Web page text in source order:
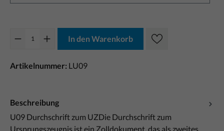
In den Warenkorb
Artikelnummer: LU09
Beschreibung
U09 Durchschrift zum UZDie Durchschrift zum
Ursprungszeugnis ist ein Zolldokument, das als zweites